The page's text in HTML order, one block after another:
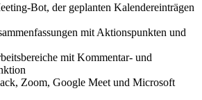
Bot, der geplanten Kalendereinträgen
mit Aktionspunkten und
mit Kommentar- und
Zoom, Google Meet und Microsoft